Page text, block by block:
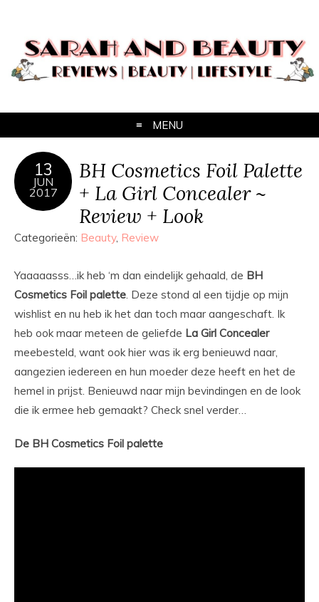
MENU
13
JUN
2017
BH Cosmetics Foil Palette
+ La Girl Concealer ~
Review + Look
Categorieën: Beauty, Review
Yaaaaasss…ik heb ‘m dan eindelijk gehaald, de BH
Cosmetics Foil palette. Deze stond al een tijdje op mijn
wishlist en nu heb ik het dan toch maar aangeschaft. Ik
heb ook maar meteen de geliefde La Girl Concealer
meebesteld, want ook hier was ik erg benieuwd naar,
aangezien iedereen en hun moeder deze heeft en het de
hemel in prijst. Benieuwd naar mijn bevindingen en de look
die ik ermee heb gemaakt? Check snel verder…
De BH Cosmetics Foil palette